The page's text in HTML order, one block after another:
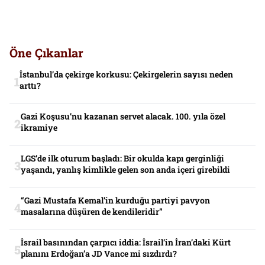
Öne Çıkanlar
İstanbul’da çekirge korkusu: Çekirgelerin sayısı neden
arttı?
Gazi Koşusu’nu kazanan servet alacak. 100. yıla özel
ikramiye
LGS’de ilk oturum başladı: Bir okulda kapı gerginliği
yaşandı, yanlış kimlikle gelen son anda içeri girebildi
“Gazi Mustafa Kemal’in kurduğu partiyi pavyon
masalarına düşüren de kendileridir”
İsrail basınından çarpıcı iddia: İsrail’in İran’daki Kürt
planını Erdoğan’a JD Vance mi sızdırdı?